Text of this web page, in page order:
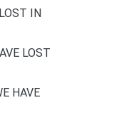
IN
LOST
HAVE